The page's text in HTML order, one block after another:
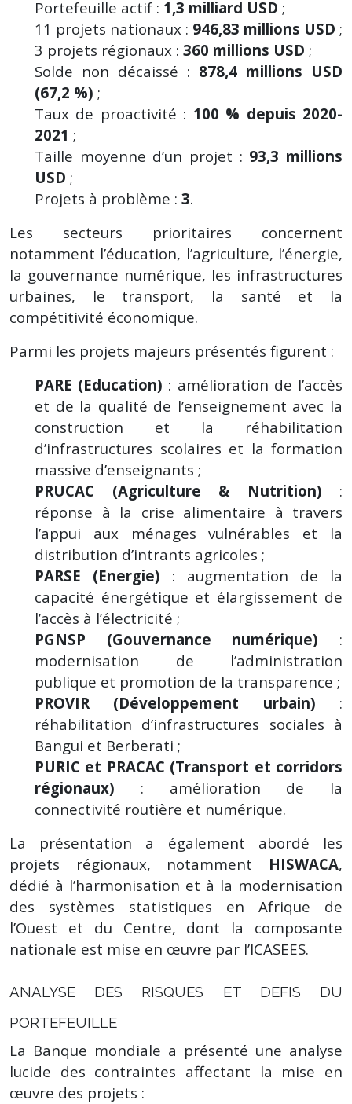
Portefeuille actif : 1,3 milliard USD ;
11 projets nationaux : 946,83 millions USD ;
3 projets régionaux : 360 millions USD ;
Solde non décaissé : 878,4 millions USD
(67,2 %) ;
Taux de proactivité : 100 % depuis 2020-
2021 ;
Taille moyenne d’un projet : 93,3 millions
USD ;
Projets à problème : 3.
Les secteurs prioritaires concernent
notamment l’éducation, l’agriculture, l’énergie,
la gouvernance numérique, les infrastructures
urbaines, le transport, la santé et la
compétitivité économique.
Parmi les projets majeurs présentés figurent :
PARE (Education) : amélioration de l’accès
et de la qualité de l’enseignement avec la
construction et la réhabilitation
d’infrastructures scolaires et la formation
massive d’enseignants ;
PRUCAC (Agriculture & Nutrition) :
réponse à la crise alimentaire à travers
l’appui aux ménages vulnérables et la
distribution d’intrants agricoles ;
PARSE (Energie) : augmentation de la
capacité énergétique et élargissement de
l’accès à l’électricité ;
PGNSP (Gouvernance numérique) :
modernisation de l’administration
publique et promotion de la transparence ;
PROVIR (Développement urbain) :
réhabilitation d’infrastructures sociales à
Bangui et Berberati ;
PURIC et PRACAC (Transport et corridors
régionaux) : amélioration de la
connectivité routière et numérique.
La présentation a également abordé les
projets régionaux, notamment HISWACA,
dédié à l’harmonisation et à la modernisation
des systèmes statistiques en Afrique de
l’Ouest et du Centre, dont la composante
nationale est mise en œuvre par l’ICASEES.
ANALYSE DES RISQUES ET DEFIS DU
PORTEFEUILLE
La Banque mondiale a présenté une analyse
lucide des contraintes affectant la mise en
œuvre des projets :